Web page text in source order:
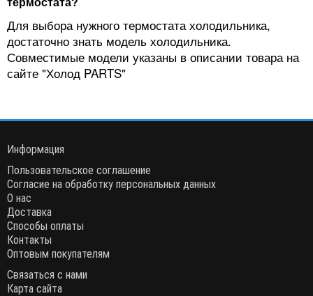
Для выбора нужного термостата холодильника,
достаточно знать модель холодильника.
Совместимые модели указаны в описании товара на
сайте "Холод PARTS"
Информация
Пользовательское соглашение
Согласие на обработку персональных данных
О нас
Доставка
Способы оплаты
Контакты
Оптовым покупателям
Связаться с нами
Карта сайта